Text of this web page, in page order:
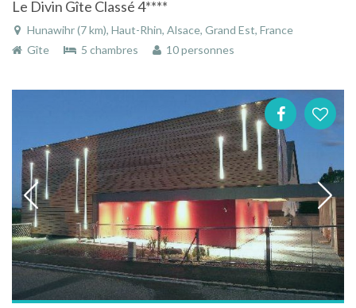
Le Divin Gîte Classé 4****
Hunawihr (7 km), Haut-Rhin, Alsace, Grand Est, France
Gîte
5 chambres 10 personnes